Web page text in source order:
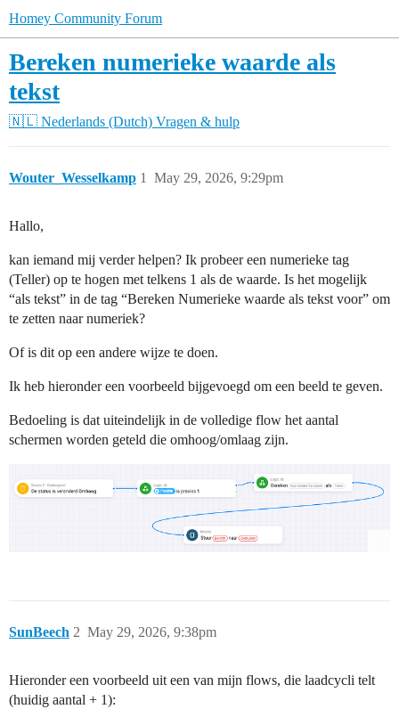
Homey Community Forum
Bereken numerieke waarde als
tekst
🇳🇱 Nederlands (Dutch) Vragen & hulp
Wouter_Wesselkamp May 29, 2026, 9:29pm
1
Hallo,
kan iemand mij verder helpen? Ik probeer een numerieke tag
(Teller) op te hogen met telkens 1 als de waarde. Is het mogelijk
“als tekst” in de tag “Bereken Numerieke waarde als tekst voor” om
te zetten naar numeriek?
Of is dit op een andere wijze te doen.
Ik heb hieronder een voorbeeld bijgevoegd om een beeld te geven.
Bedoeling is dat uiteindelijk in de volledige flow het aantal
schermen worden geteld die omhoog/omlaag zijn.
SunBeech May 29, 2026, 9:38pm
2
Hieronder een voorbeeld uit een van mijn flows, die laadcycli telt
(huidig aantal + 1):